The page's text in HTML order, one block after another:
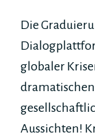
Die
globaler
Aussichten!